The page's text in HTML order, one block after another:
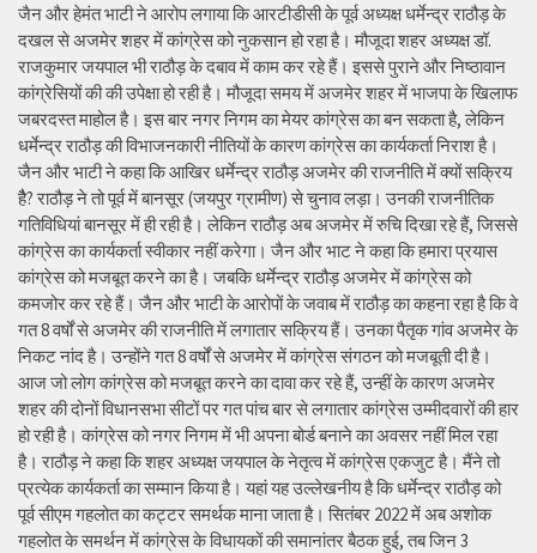
जैन और हेमंत भाटी ने आरोप लगाया कि आरटीडीसी के पूर्व अध्यक्ष धर्मेन्द्र राठौड़ के
दखल से अजमेर शहर में कांग्रेस को नुकसान हो रहा है। मौजूदा शहर अध्यक्ष डॉ.
राजकुमार जयपाल भी राठौड़ के दबाव में काम कर रहे हैं। इससे पुराने और निष्ठावान
कांग्रेसियों की की उपेक्षा हो रही है। मौजूदा समय में अजमेर शहर में भाजपा के खिलाफ
जबरदस्त माहोल है। इस बार नगर निगम का मेयर कांग्रेस का बन सकता है, लेकिन
धर्मेन्द्र राठौड़ की विभाजनकारी नीतियों के कारण कांग्रेस का कार्यकर्ता निराश है।
जैन और भाटी ने कहा कि आखिर धर्मेन्द्र राठौड़ अजमेर की राजनीति में क्यों सक्रिय
हैै? राठौड़ ने तो पूर्व में बानसूर (जयपुर ग्रामीण) से चुनाव लड़ा। उनकी राजनीतिक
गतिविधियां बानसूर में ही रही है। लेकिन राठौड़ अब अजमेर में रुचि दिखा रहे हैं, जिससे
कांग्रेस का कार्यकर्ता स्वीकार नहीं करेगा। जैन और भाट ने कहा कि हमारा प्रयास
कांग्रेस को मजबूत करने का है। जबकि धर्मेन्द्र राठौड़ अजमेर में कांग्रेस को
कमजोर कर रहे हैं। जैन और भाटी के आरोपों के जवाब में राठौड़ का कहना रहा है कि वे
गत 8 वर्षों से अजमेर की राजनीति में लगातार सक्रिय हैं। उनका पैतृक गांव अजमेर के
निकट नांद है। उन्होंने गत 8 वर्षों से अजमेर में कांग्रेस संगठन को मजबूती दी है।
आज जो लोग कांग्रेस को मजबूत करने का दावा कर रहे हैं, उन्हीं के कारण अजमेर
शहर की दोनों विधानसभा सीटों पर गत पांच बार से लगातार कांग्रेस उम्मीदवारों की हार
हो रही है। कांग्रेस को नगर निगम में भी अपना बोर्ड बनाने का अवसर नहीं मिल रहा
है। राठौड़ ने कहा कि शहर अध्यक्ष जयपाल के नेतृत्व में कांग्रेस एकजुट है। मैंने तो
प्रत्येक कार्यकर्ता का सम्मान किया है। यहां यह उल्लेखनीय है कि धर्मेन्द्र राठौड़ को
पूर्व सीएम गहलोत का कट्टर समर्थक माना जाता है। सितंबर 2022 में अब अशोक
गहलोत के समर्थन में कांग्रेस के विधायकों की समानांतर बैठक हुई, तब जिन 3